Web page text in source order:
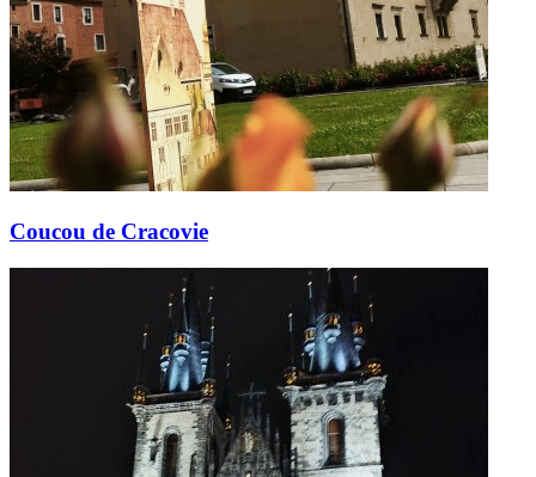
Coucou de Cracovie